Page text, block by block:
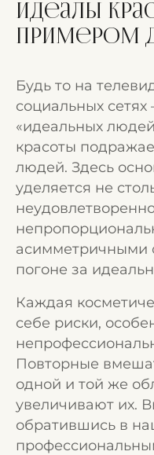
Идеалы
примером
Будь то на
социальных
«идеальных
красоты
людей. Здесь
уделяется не
асимметричными
погоне за
Каждая
себе риски,
Повторные
одной и той же
увеличивают их.
обратившись в